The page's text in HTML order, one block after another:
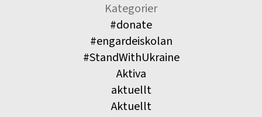
Kategorier
#donate
#engardeiskolan
#StandWithUkraine
Aktiva
aktuellt
Aktuellt